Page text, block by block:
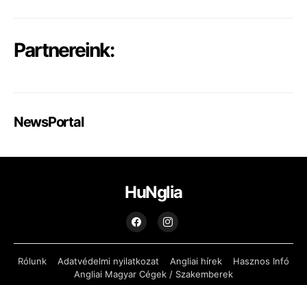
Partnereink:
NewsPortal
HuNglia
Rólunk Adatvédelmi nyilatkozat Angliai hírek
Hasznos Infó
Angliai Magyar Cégek / Szakemberek